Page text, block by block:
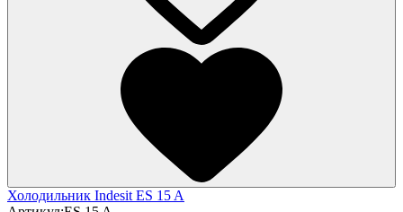
Холодильник Indesit ES 15 A